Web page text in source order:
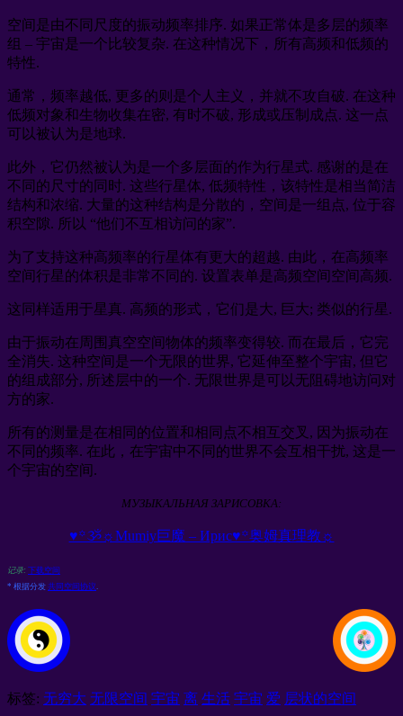
空间是由不同尺度的振动频率排序. 如果正常体是多层的频率
组 – 宇宙是一个比较复杂. 在这种情况下，所有高频和低频的
特性.
通常，频率越低, 更多的则是个人主义，并就不攻自破. 在这种
低频对象和生物收集在密, 有时不破, 形成或压制成点. 这一点
可以被认为是地球.
此外，它仍然被认为是一个多层面的作为行星式. 感谢的是在
不同的尺寸的同时. 这些行星体, 低频特性，该特性是相当简洁
结构和浓缩. 大量的这种结构是分散的，空间是一组点, 位于容
积空隙. 所以 “他们不互相访问的家”.
为了支持这种高频率的行星体有更大的超越. 由此，在高频率
空间行星的体积是非常不同的. 设置表单是高频空间空间高频.
这同样适用于星真. 高频的形式，它们是大, 巨大; 类似的行星.
由于振动在周围真空空间物体的频率变得较. 而在最后，它完
全消失. 这种空间是一个无限的世界, 它延伸至整个宇宙, 但它
的组成部分, 所述层中的一个. 无限世界是可以无阻碍地访问对
方的家.
所有的测量是在相同的位置和相同点不相互交叉, 因为振动在
不同的频率. 在此，在宇宙中不同的世界不会互相干扰, 这是一
个宇宙的空间.
МУЗЫКАЛЬНАЯ ЗАРИСОВКА:
♥꙳ૐ☼Mumiy巨魔 – Ирис♥꙳奥姆真理教☼
记录: 下载空间
* 根据分发 共同空间协议
标签: 无穷大 无限空间 宇宙 离 生活 宇宙 爱 层状的空间